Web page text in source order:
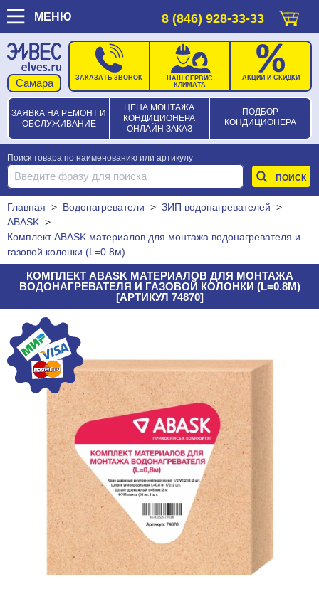
МЕНЮ 8 (846) 928-33-33
ЗАЯВКА НА РЕМОНТ И
ОБСЛУЖИВАНИЕ
ЦЕНА МОНТАЖА
КОНДИЦИОНЕРА
ОНЛАЙН ЗАКАЗ
ПОДБОР
КОНДИЦИОНЕРА
ЗАКАЗАТЬ ЗВОНОК
НАШ СЕРВИС
КЛИМАТА
АКЦИИ И СКИДКИ
Поиск товара по наименованию или артикулу
Главная > Водонагреватели > ЗИП водонагревателей >
ABASK >
Комплект ABASK материалов для монтажа водонагревателя и
газовой колонки (L=0.8м)
КОМПЛЕКТ ABASK МАТЕРИАЛОВ ДЛЯ МОНТАЖА
ВОДОНАГРЕВАТЕЛЯ И ГАЗОВОЙ КОЛОНКИ (L=0.8М)
[АРТИКУЛ 74870]